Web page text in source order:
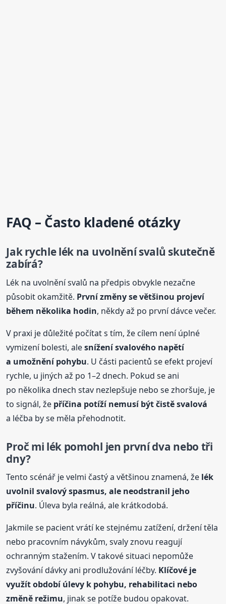
FAQ – Často kladené otázky
Jak rychle lék na uvolnění svalů skutečně
zabírá?
Lék na uvolnění svalů na předpis obvykle nezačne
působit okamžitě. První změny se většinou projeví
během několika hodin, někdy až po první dávce večer.
V praxi je důležité počítat s tím, že cílem není úplné
vymizení bolesti, alesnížení svalového napětí
a umožnění pohybu. U části pacientů se efekt projeví
rychle, u jiných až po 1–2 dnech. Pokud se ani
po několika dnech stav nezlepšuje nebo se zhoršuje, je
to signál, že příčina potíží nemusí být čistě svalová
a léčba by se měla přehodnotit.
Proč mi lék pomohl jen první dva nebo tři
dny?
Tento scénář je velmi častý a většinou znamená, že lék
uvolnil svalový spasmus, ale neodstranil jeho
příčinu. Úleva byla reálná, ale krátkodobá.
Jakmile se pacient vrátí ke stejnému zatížení, držení těla
nebo pracovním návykům, svaly znovu reagují
ochranným stažením. V takové situaci nepomůže
zvyšování dávky ani prodlužování léčby. Klíčové je
využít období úlevy k pohybu, rehabilitaci nebo
změně režimu, jinak se potíže budou opakovat.